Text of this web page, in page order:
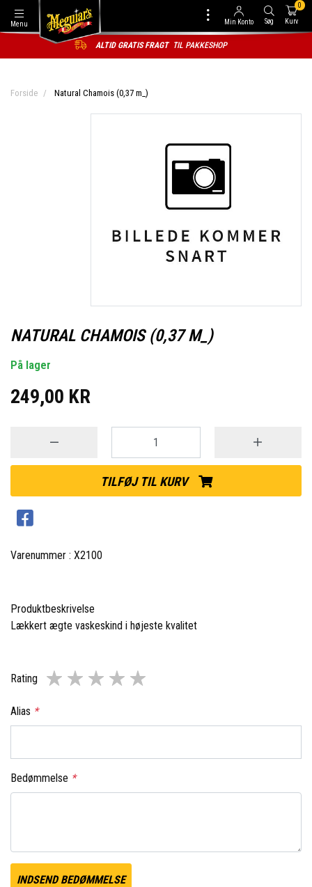
Menu Min Konto Søg Kurv
0
ALTID GRATIS FRAGT TIL PAKKESHOP
Forside Natural Chamois (0,37 m_)
NATURAL CHAMOIS (0,37 M_)
På lager
249,00 KR
TILFØJ TIL KURV
Varenummer : X2100
Produktbeskrivelse
Lækkert ægte vaskeskind i højeste kvalitet
Rating
Alias *
Bedømmelse *
INDSEND BEDØMMELSE